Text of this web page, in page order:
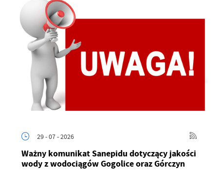
29 - 07 - 2026
Ważny komunikat Sanepidu dotyczący jakości
wody z wodociągów Gogolice oraz Górczyn